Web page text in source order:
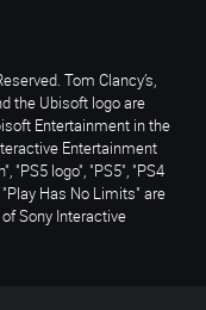
Tom Clancy’s,
the Ubisoft logo are
Entertainment in the
Entertainment
"PS5 logo", "PS5", "PS4
"Play Has No Limits" are
Sony Interactive